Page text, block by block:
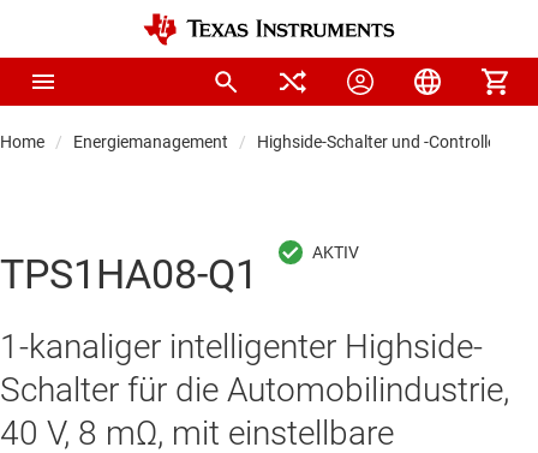
Home Energiemanagement Highside-Schalter und -Controller
TPS1HA08-Q1
1-kanaliger intelligenter Highside-
Schalter für die Automobilindustrie,
40 V, 8 mΩ, mit einstellbare